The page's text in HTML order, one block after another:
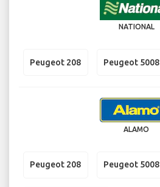
NATIONAL
Peugeot 208 Peugeot 5008
ALAMO
Peugeot 208 Peugeot 5008